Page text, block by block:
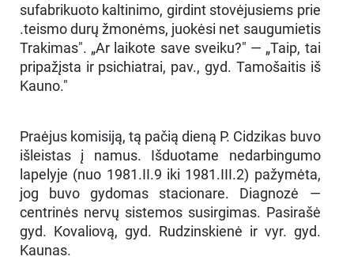
sufabrikuoto kaltinimo, girdint stovėjusiems prie
.teismo durų žmonėms, juokėsi net saugumietis
Trakimas". „Ar laikote save sveiku?" — „Taip, tai
pripažįsta ir psichiatrai, pav., gyd. Tamošaitis iš
Kauno."
Praėjus komisiją, tą pačią dieną P. Cidzikas buvo
išleistas į namus. Išduotame nedarbingumo
lapelyje (nuo 1981.II.9 iki 1981.III.2) pažymėta,
jog buvo gydomas stacionare. Diagnozė —
centrinės nervų sistemos susirgimas. Pasirašė
gyd. Kovaliovą, gyd. Rudzinskienė ir vyr. gyd.
Kaunas.